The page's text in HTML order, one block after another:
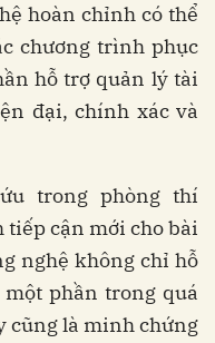
hoàn chỉnh có thể
chương trình phục
hỗ trợ quản lý tài
đại, chính xác và
trong phòng thí
tiếp cận mới cho bài
nghệ không chỉ hỗ
phần trong quá
cũng là minh chứng